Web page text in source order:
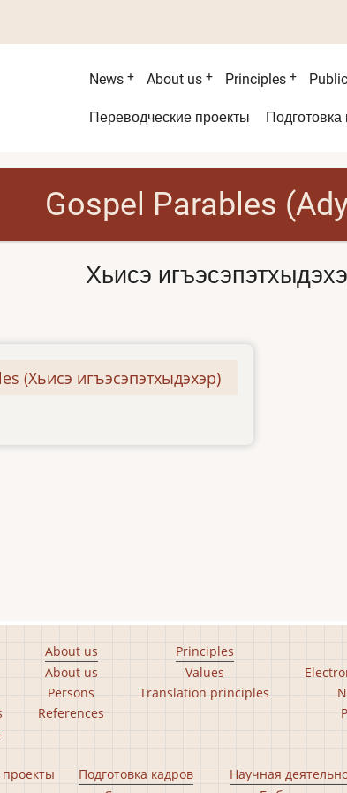
Main
menu
News About us Principles
Second
Переводческие проекты Подготовка
Gospel Parables
Хьисэ
(Хьисэ игъэсэпэтхыдэхэр)
About us
About us
Persons
References
Principles
Values
Translation principles
Подготовка кадров
Научная